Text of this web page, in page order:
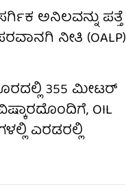
ಅನಿಲವನ್ನು ಪತ್ತೆ
ನೀತಿ (OALP)
355 ಮೀಟರ್
OIL
ಎರಡರಲ್ಲಿ